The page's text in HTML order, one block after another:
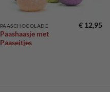
PAASCHOCOLADE
Paashaasje met
Paaseitjes
€ 12,95